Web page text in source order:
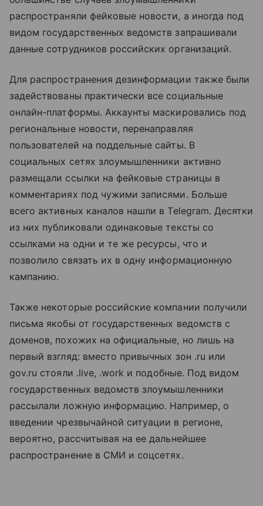
распространяли фейковые новости, а иногда под
видом государственных ведомств запрашивали
данные сотрудников российских организаций.
Для распространения дезинформации также были
задействованы практически все социальные
онлайн-платформы. Аккаунты маскировались под
региональные новости, перенаправляя
пользователей на поддельные сайты. В
социальных сетях злоумышленники активно
размещали ссылки на фейковые страницы в
комментариях под чужими записями. Больше
всего активных каналов нашли в Telegram. Десятки
из них публиковали одинаковые тексты со
ссылками на одни и те же ресурсы, что и
позволило связать их в одну информационную
кампанию.
Также некоторые российские компании получили
письма якобы от государственных ведомств с
доменов, похожих на официальные, но лишь на
первый взгляд: вместо привычных зон .ru или
gov.ru стояли .live, .work и подобные. Под видом
государственных ведомств злоумышленники
рассылали ложную информацию. Например, о
введении чрезвычайной ситуации в регионе,
вероятно, рассчитывая на ее дальнейшее
распространение в СМИ и соцсетях.